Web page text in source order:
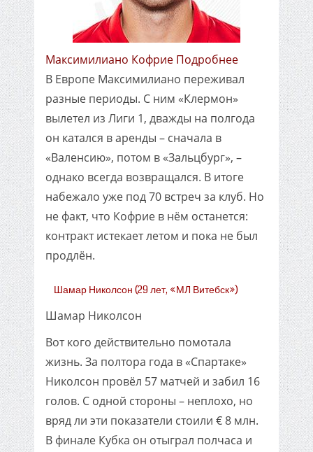
Максимилиано Кофрие Подробнее
В Европе Максимилиано переживал
разные периоды. С ним «Клермон»
вылетел из Лиги 1, дважды на полгода
он катался в аренды – сначала в
«Валенсию», потом в «Зальцбург», –
однако всегда возвращался. В итоге
набежало уже под 70 встреч за клуб. Но
не факт, что Кофрие в нём останется:
контракт истекает летом и пока не был
продлён.
Шамар Николсон (29 лет, «МЛ Витебск»)
Шамар Николсон
Вот кого действительно помотала
жизнь. За полтора года в «Спартаке»
Николсон провёл 57 матчей и забил 16
голов. С одной стороны – неплохо, но
вряд ли эти показатели стоили € 8 млн.
В финале Кубка он отыграл полчаса и